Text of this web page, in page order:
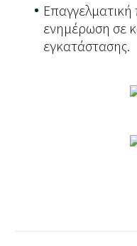
ενημέρωση σε
εγκατάστασης.